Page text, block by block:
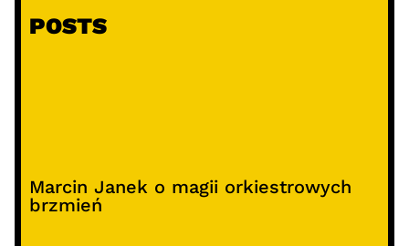
POSTS
Marcin Janek o magii orkiestrowych
brzmień